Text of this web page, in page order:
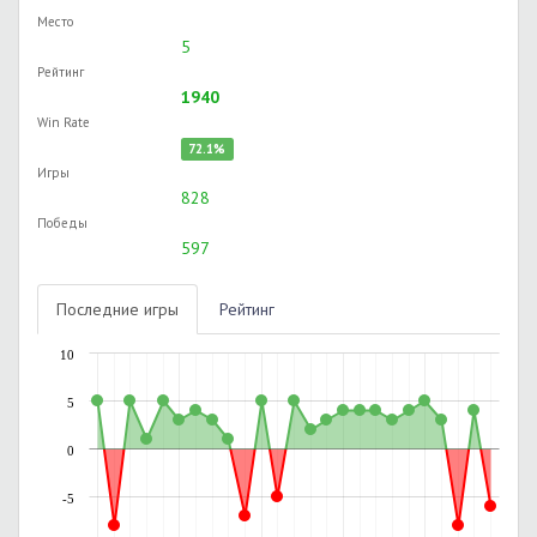
Место
5
Рейтинг
1940
Win Rate
72.1%
Игры
828
Победы
597
Последние игры Рейтинг
-5
0
5
10